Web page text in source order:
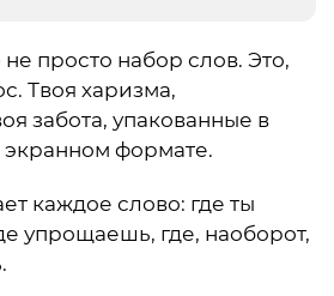
просто набор слов. Это,
Твоя харизма,
забота, упакованные в
экранном формате.
каждое слово: где ты
упрощаешь, где, наоборот,